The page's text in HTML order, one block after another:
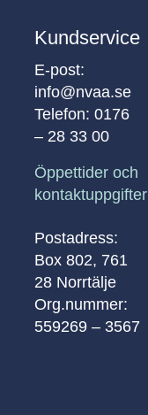
Kundservice
E-post:
info@nvaa.se
Telefon: 0176
– 28 33 00
Öppettider och
kontaktuppgifter
Postadress:
Box 802, 761
28 Norrtälje
Org.nummer:
559269 – 3567